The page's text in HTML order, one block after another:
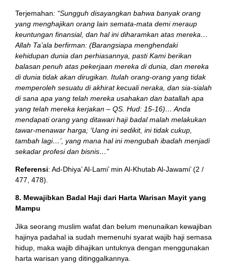
Terjemahan: “Sungguh disayangkan bahwa banyak orang
yang menghajikan orang lain semata-mata demi meraup
keuntungan finansial, dan hal ini diharamkan atas mereka…
Allah Ta’ala berfirman: (Barangsiapa menghendaki
kehidupan dunia dan perhiasannya, pasti Kami berikan
balasan penuh atas pekerjaan mereka di dunia, dan mereka
di dunia tidak akan dirugikan. Itulah orang-orang yang tidak
memperoleh sesuatu di akhirat kecuali neraka, dan sia-sialah
di sana apa yang telah mereka usahakan dan batallah apa
yang telah mereka kerjakan – QS. Hud: 15-16)… Anda
mendapati orang yang ditawari haji badal malah melakukan
tawar-menawar harga; ‘Uang ini sedikit, ini tidak cukup,
tambah lagi…’, yang mana hal ini mengubah ibadah menjadi
sekadar profesi dan bisnis…”
Referensi: Ad-Dhiya’ Al-Lami’ min Al-Khutab Al-Jawami’ (2 /
477, 478).
8. Mewajibkan Badal Haji dari Harta Warisan Mayit yang
Mampu
Jika seorang muslim wafat dan belum menunaikan kewajiban
hajinya padahal ia sudah memenuhi syarat wajib haji semasa
hidup, maka wajib dihajikan untuknya dengan menggunakan
harta warisan yang ditinggalkannya.